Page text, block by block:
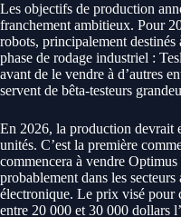
Les objectifs de production
franchement ambitieux. Pour
robots, principalement destinés
phase de rodage industriel :
avant de le vendre à d’autres
servent de bêta-testeurs
En 2026, la production devrait
unités. C’est la première
commencera à vendre Optimus
probablement dans les
électronique. Le prix visé pour
entre 20 000 et 30 000 dollars